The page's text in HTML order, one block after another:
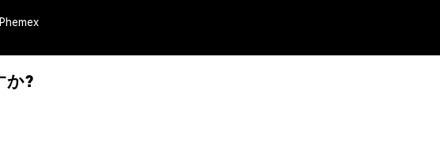
か?